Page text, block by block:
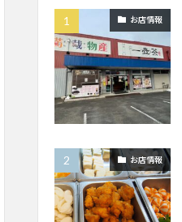
お店情報
お店情報